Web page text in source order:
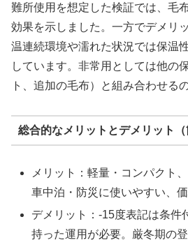
難所使用を想定した検証では、毛
効果を示しました。一方でデメリ
温連続環境や濡れた状況では保温
しています。非常用としては他の
ト、追加の毛布）と組み合わせる
総合的なメリットとデメリット（
メリット：軽量・コンパクト
車中泊・防災に使いやすい、価
デメリット：-15度表記は条件
持った運用が必要。厳冬期の